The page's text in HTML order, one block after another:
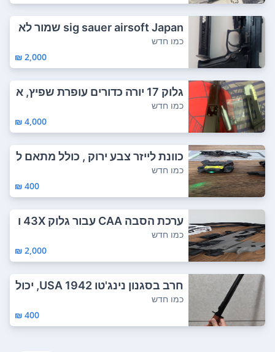
sig sauer airsoft Japan שמור לא
משומש הר...
כמו חדש
2,000 ₪
גלוק 17 יורה כדורים עופרת שפיץ, א
ם לא עו...
כמו חדש
4,000 ₪
כוונת לייזר צבע ירוק , כולל מתאם ל
גלוק 4...
כמו חדש
400 ₪
ערכת הסבה CAA עבור גלוק 43X ו
43 , מאובז...
כמו חדש
2,000 ₪
חרב בסגנון נינג'טו USA 1942, יכול
לשמש ל...
כמו חדש
400 ₪